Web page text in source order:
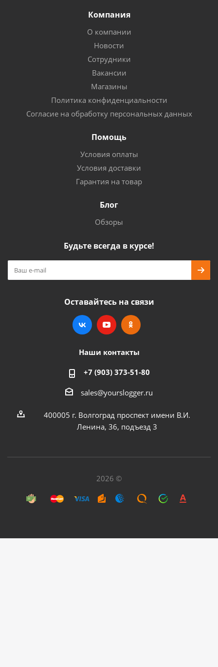
Компания
О компании
Новости
Сотрудники
Вакансии
Магазины
Политика конфиденциальности
Согласие на обработку персональных данных
Помощь
Условия оплаты
Условия доставки
Гарантия на товар
Блог
Обзоры
Будьте всегда в курсе!
Оставайтесь на связи
Наши контакты
+7 (903) 373-51-80
sales@yourslogger.ru
400005 г. Волгоград проспект имени В.И.
Ленина, 36, подъезд 3
2026 ©